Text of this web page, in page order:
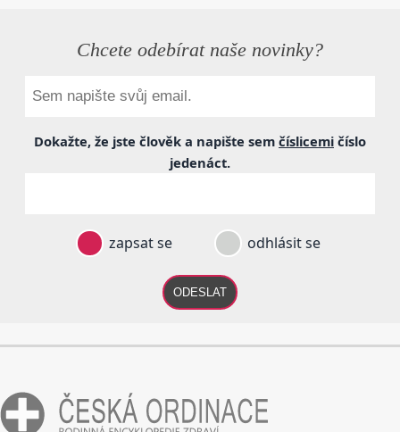
Chcete odebírat naše novinky?
Dokažte, že jste člověk a napište sem číslicemi číslo
jedenáct.
zapsat se odhlásit se
ODESLAT